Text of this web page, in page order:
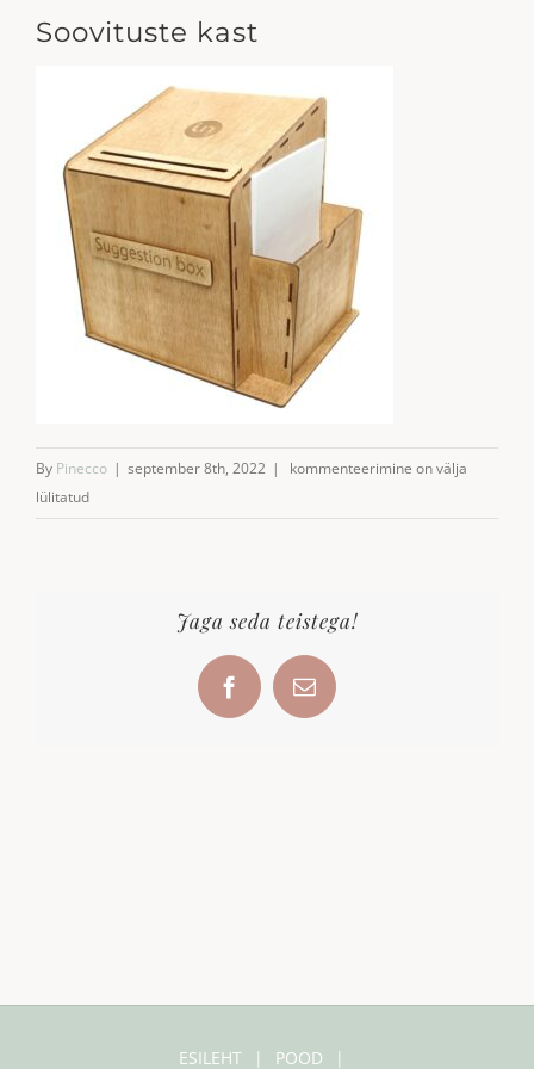
Soovituste kast
By Pinecco | september 8th, 2022 |
Soovituste
kommenteerimine on välja
lülitatud
Jaga seda teistega!
FacebookEmail
ESILEHT POOD